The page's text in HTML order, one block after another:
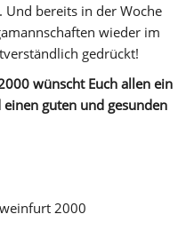
Und bereits in der Woche
wieder im
gedrückt!
wünscht Euch allen ein
guten und gesunden
2000